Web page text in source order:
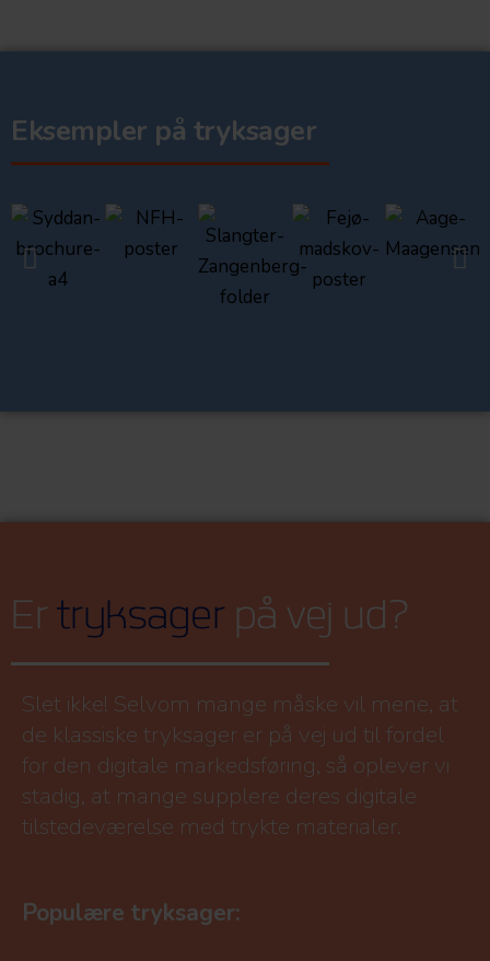
Eksempler på tryksager
Ertryksager på vej ud?
Slet ikke! Selvom mange måske vil mene, at
de klassiske tryksager er på vej ud til fordel
for den digitale markedsføring, så oplever vi
stadig, at mange supplere deres digitale
tilstedeværelse med trykte materialer.
Populære tryksager: